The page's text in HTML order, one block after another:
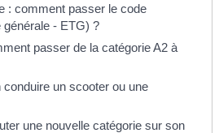
: comment passer le code
générale - ETG) ?
passer de la catégorie A2 à
conduire un scooter ou une
une nouvelle catégorie sur son